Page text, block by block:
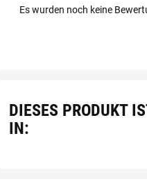
Es wurden noch keine
DIESES PRODUKT
IN: